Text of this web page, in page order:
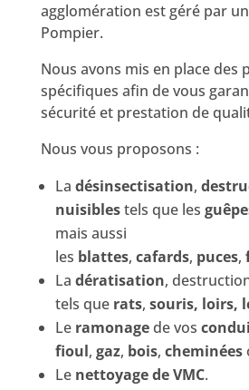
agglomération est géré par
Pompier.
Nous avons mis en place des
spécifiques afin de vous
sécurité et prestation de
Nous vous proposons :
La désinsectisation,
nuisiblestels que les
mais aussi
les blattes, cafards, puces,
La dératisation,
tels que rats, souris, loirs,
Le ramonagede vos
fioul, gaz, bois, cheminées
Le nettoyage de VMC.